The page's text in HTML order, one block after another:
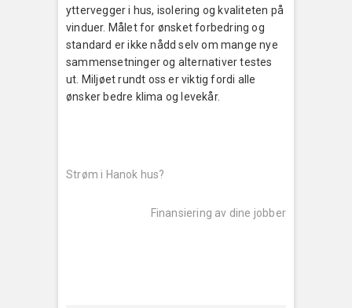
yttervegger i hus, isolering og kvaliteten på
vinduer. Målet for ønsket forbedring og
standard er ikke nådd selv om mange nye
sammensetninger og alternativer testes
ut. Miljøet rundt oss er viktig fordi alle
ønsker bedre klima og levekår.
post:
Strøm i Hanok hus?
post:
Finansiering av dine jobber